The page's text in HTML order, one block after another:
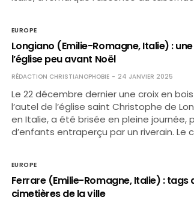
EUROPE
Longiano (Emilie-Romagne, Italie) :
l’église peu avant Noël
RÉDACTION CHRISTIANOPHOBIE 24 JANVIER 2025
Le 22 décembre dernier une croix en
l’autel de l’église saint Christophe de
en Italie, a été brisée en pleine
d’enfants entraperçu par un riverain. Le
EUROPE
Ferrare (Emilie-Romagne, Italie) :
cimetières de la ville